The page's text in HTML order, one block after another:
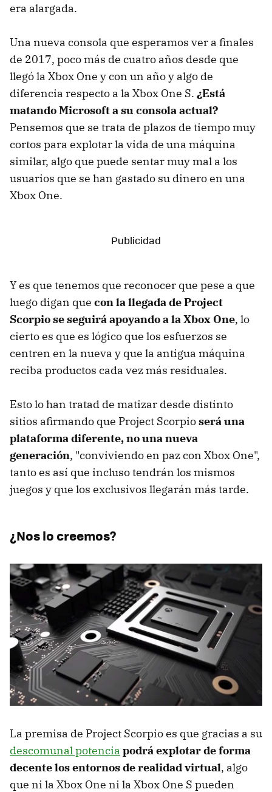
era alargada.
Una nueva consola que esperamos ver a finales
de 2017, poco más de cuatro años desde que
llegó la Xbox One y con un año y algo de
diferencia respecto a la Xbox One S. ¿Está
matando Microsoft a su consola actual?
Pensemos que se trata de plazos de tiempo muy
cortos para explotar la vida de una máquina
similar, algo que puede sentar muy mal a los
usuarios que se han gastado su dinero en una
Xbox One.
Y es que tenemos que reconocer que pese a que
luego digan que con la llegada de Project
Scorpio se seguirá apoyando a la Xbox One, lo
cierto es que es lógico que los esfuerzos se
centren en la nueva y que la antigua máquina
reciba productos cada vez más residuales.
Esto lo han tratad de matizar desde distinto
sitios afirmando que Project Scorpioserá una
plataforma diferente, no una nueva
generación, "conviviendo en paz con Xbox One",
tanto es así que incluso tendrán los mismos
juegos y que los exclusivos llegarán más tarde.
¿Nos lo creemos?
La premisa de Project Scorpio es que gracias a su
descomunal potencia podrá explotar de forma
decente los entornos de realidad virtual, algo
que ni la Xbox One ni la Xbox One S pueden